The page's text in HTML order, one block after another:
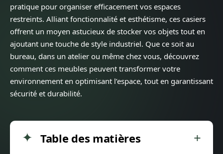
pratique pour organiser efficacement vos espaces
restreints. Alliant fonctionnalité et esthétisme, ces casiers
offrent un moyen astucieux de stocker vos objets tout en
ajoutant une touche de style industriel. Que ce soit au
bureau, dans un atelier ou même chez vous, découvrez
comment ces meubles peuvent transformer votre
environnement en optimisant l’espace, tout en garantissant
sécurité et durabilité.
Table des matières